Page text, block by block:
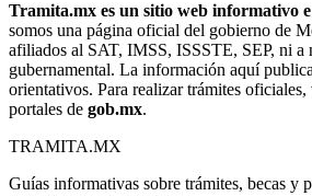
Tramita.mx es un sitio web informativo
somos una página oficial del gobierno de
afiliados al SAT, IMSS, ISSSTE, SEP, ni a
gubernamental. La información aquí
orientativos. Para realizar trámites
portales de gob.mx.
TRAMITA.MX
Guías informativas sobre trámites, becas y